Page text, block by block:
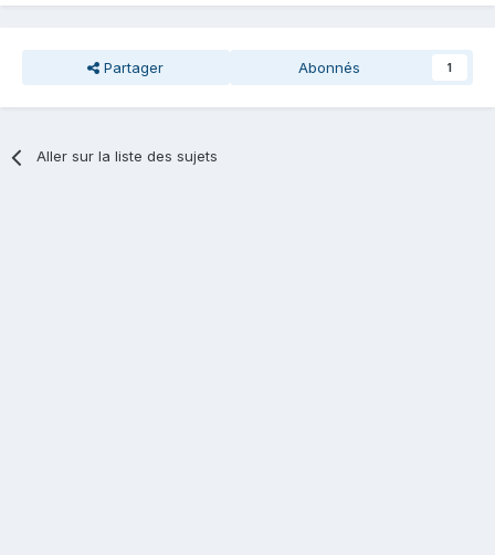
Partager Abonnés 1
Aller sur la liste des sujets